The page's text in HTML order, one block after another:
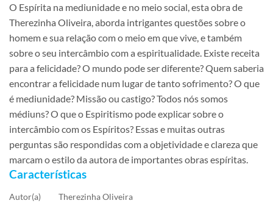
O Espírita na mediunidade e no meio social, esta obra de
Therezinha Oliveira, aborda intrigantes questões sobre o
homem e sua relação com o meio em que vive, e também
sobre o seu intercâmbio com a espiritualidade. Existe receita
para a felicidade? O mundo pode ser diferente? Quem saberia
encontrar a felicidade num lugar de tanto sofrimento? O que
é mediunidade? Missão ou castigo? Todos nós somos
médiuns? O que o Espiritismo pode explicar sobre o
intercâmbio com os Espíritos? Essas e muitas outras
perguntas são respondidas com a objetividade e clareza que
marcam o estilo da autora de importantes obras espíritas.
Características
Autor(a)
Therezinha Oliveira